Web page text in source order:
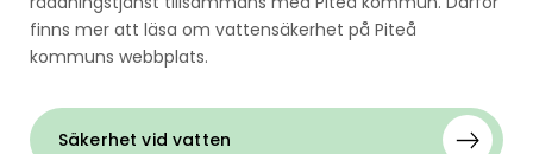
finns mer att läsa om vattensäkerhet på Piteå
kommuns webbplats.
Säkerhet vid vatten